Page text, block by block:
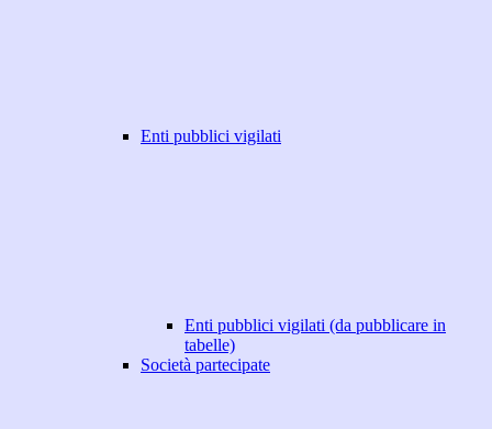
Enti pubblici vigilati
Enti pubblici vigilati (da pubblicare in
tabelle)
Società partecipate